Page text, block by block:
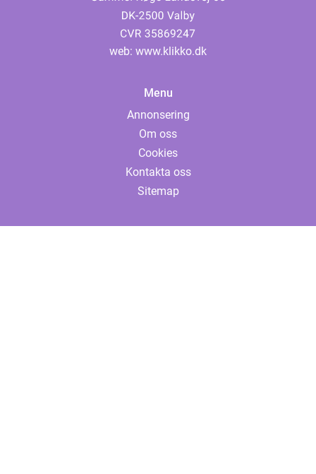
web: www.klikko.dk
Menu
Annonsering
Om oss
Cookies
Kontakta oss
Sitemap